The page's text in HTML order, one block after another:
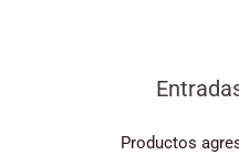
Productos